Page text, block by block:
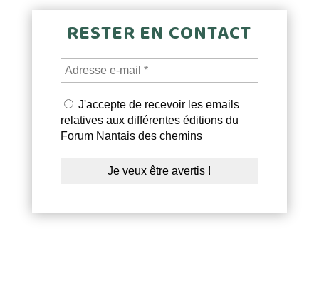
RESTER EN CONTACT
J'accepte de recevoir les emails
relatives aux différentes éditions du
Forum Nantais des chemins